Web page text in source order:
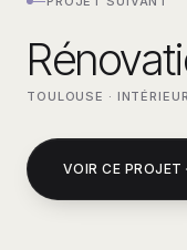
TOULOUSE · INTÉRIEUR
VOIR CE PROJET